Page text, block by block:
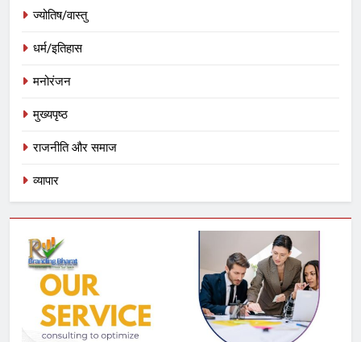
ज्योतिष/वास्तु
धर्म/इतिहास
मनोरंजन
मुख्यपृष्ठ
राजनीति और समाज
व्यापार